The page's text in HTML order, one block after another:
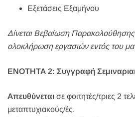
Εξετάσεις Εξαμήνου
Δίνεται Βεβαίωση
ολοκλήρωση εργασιών εντός του
ΕΝΟΤΗΤΑ 2: Συγγραφή
Απευθύνεται σε φοιτητές/τριες 2
μεταπτυχιακούς/ές.